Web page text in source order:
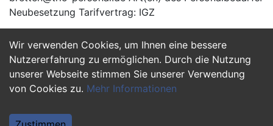
Wir verwenden Cookies, um Ihnen eine bessere
Nutzererfahrung zu ermöglichen. Durch die Nutzung
unserer Webseite stimmen Sie unserer Verwendung
von Cookies zu. Mehr Informationen
Neubesetzung Tarifvertrag: IGZ
Jetzt Bewerben